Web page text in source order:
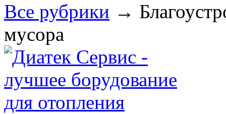
Все рубрики →
мусора